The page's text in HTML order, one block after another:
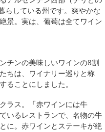
らしている州です。爽やかな
景。実は、葡萄は全てワイン
チンの美味しいワインの8割
ちは、ワイナリー巡りと称
ることにしました。
ラス。「赤ワインには牛
いるレストランで、名物の牛
に。赤ワインとステーキが絶